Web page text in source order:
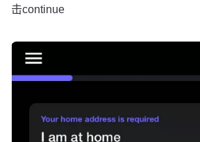
击continue